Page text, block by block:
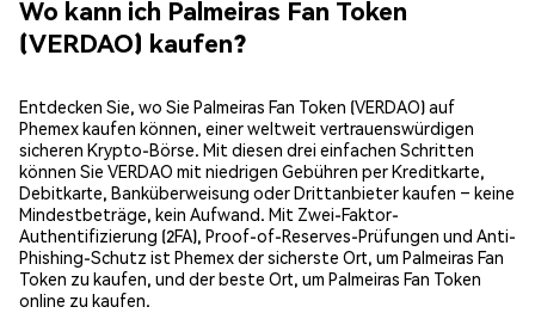
Wo kann ich Palmeiras Fan Token
(VERDAO) kaufen?
Entdecken Sie, wo Sie Palmeiras Fan Token (VERDAO) auf
Phemex kaufen können, einer weltweit vertrauenswürdigen
sicheren Krypto-Börse. Mit diesen drei einfachen Schritten
können Sie VERDAO mit niedrigen Gebühren per Kreditkarte,
Debitkarte, Banküberweisung oder Drittanbieter kaufen – keine
Mindestbeträge, kein Aufwand. Mit Zwei-Faktor-
Authentifizierung (2FA), Proof-of-Reserves-Prüfungen und Anti-
Phishing-Schutz ist Phemex der sicherste Ort, um Palmeiras Fan
Token zu kaufen, und der beste Ort, um Palmeiras Fan Token
online zu kaufen.